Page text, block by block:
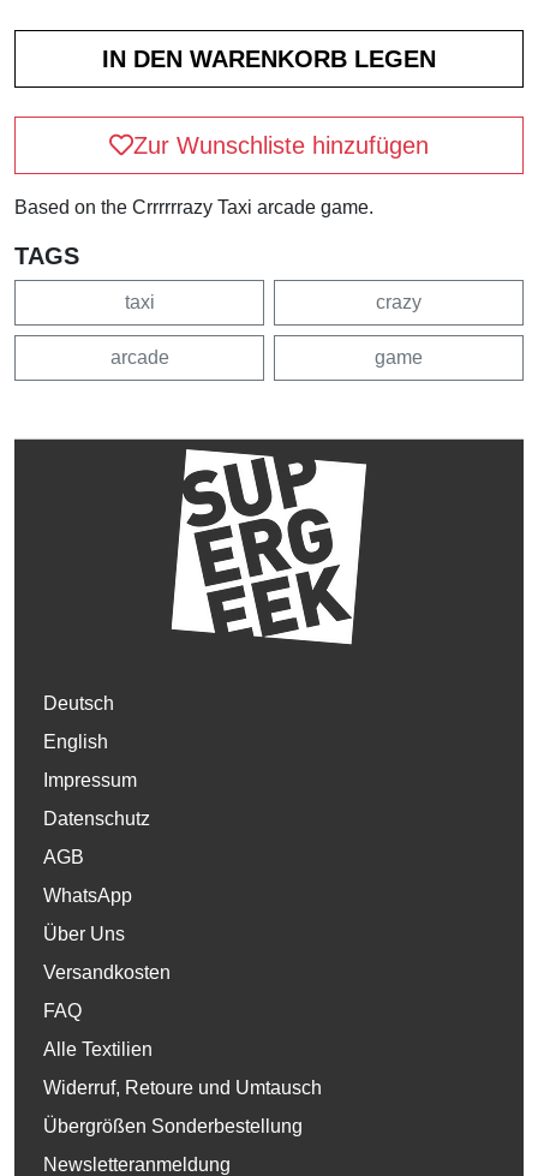
Zur Wunschliste hinzufügen
Based on the Crrrrrrazy Taxi arcade game.
TAGS
taxi crazy
arcade game
Deutsch
English
Impressum
Datenschutz
AGB
WhatsApp
Über Uns
Versandkosten
FAQ
Alle Textilien
Widerruf, Retoure und Umtausch
Übergrößen Sonderbestellung
Newsletteranmeldung